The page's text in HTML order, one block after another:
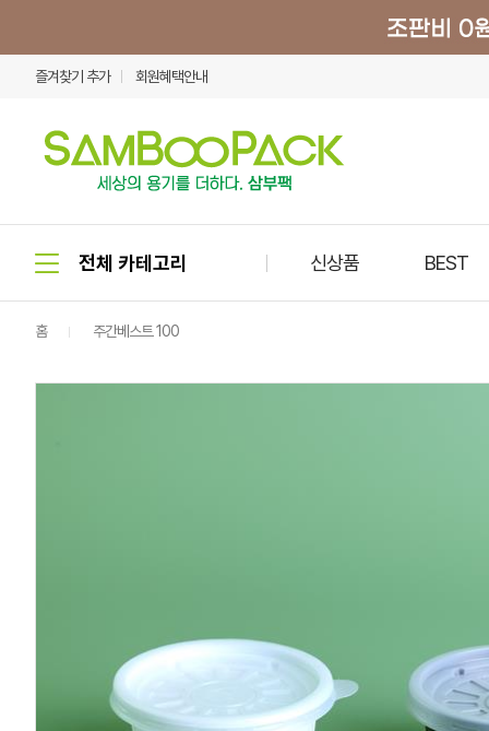
즐겨찾기 추가 회원혜택안내
신상품 BEST
홈 주간베스트 100